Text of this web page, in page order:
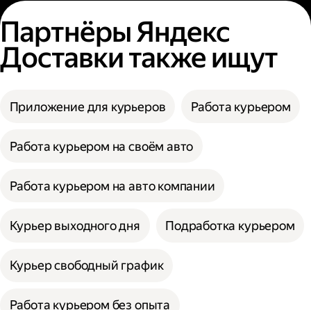
Партнёры Яндекс
Доставки также ищут
Приложение для курьеров Работа курьером
Работа курьером на своём авто
Работа курьером на авто компании
Курьер выходного дня Подработка курьером
Курьер свободный график
Работа курьером без опыта